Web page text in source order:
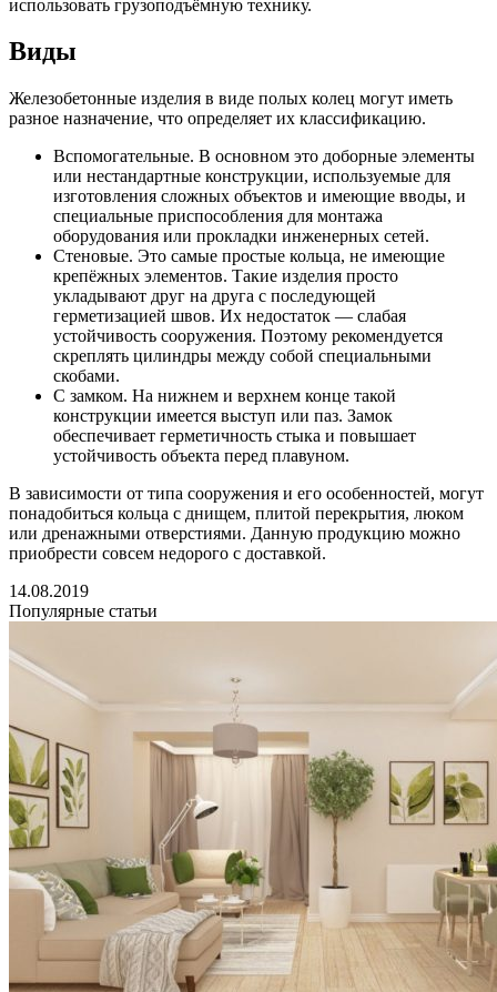
использовать грузоподъёмную технику.
Виды
Железобетонные изделия в виде полых колец могут иметь
разное назначение, что определяет их классификацию.
Вспомогательные. В основном это доборные элементы
или нестандартные конструкции, используемые для
изготовления сложных объектов и имеющие вводы, и
специальные приспособления для монтажа
оборудования или прокладки инженерных сетей.
Стеновые. Это самые простые кольца, не имеющие
крепёжных элементов. Такие изделия просто
укладывают друг на друга с последующей
герметизацией швов. Их недостаток — слабая
устойчивость сооружения. Поэтому рекомендуется
скреплять цилиндры между собой специальными
скобами.
С замком. На нижнем и верхнем конце такой
конструкции имеется выступ или паз. Замок
обеспечивает герметичность стыка и повышает
устойчивость объекта перед плавуном.
В зависимости от типа сооружения и его особенностей, могут
понадобиться кольца с днищем, плитой перекрытия, люком
или дренажными отверстиями. Данную продукцию можно
приобрести совсем недорого с доставкой.
14.08.2019
Популярные статьи